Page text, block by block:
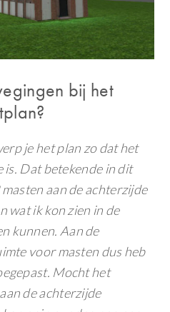
bij het
je het plan zo dat het
Dat betekende in dit
aan de achterzijde
wat ik kon zien in de
kunnen. Aan de
voor masten dus heb
Mocht het
de achterzijde